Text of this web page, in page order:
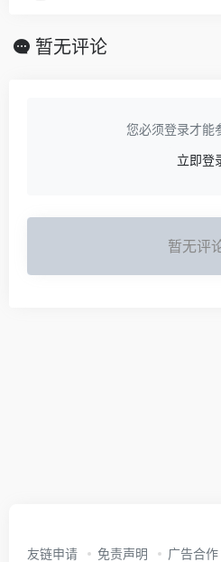
暂无评论
您必须登录才能
立即登
暂无评
友链申请 免责声明 广告合作